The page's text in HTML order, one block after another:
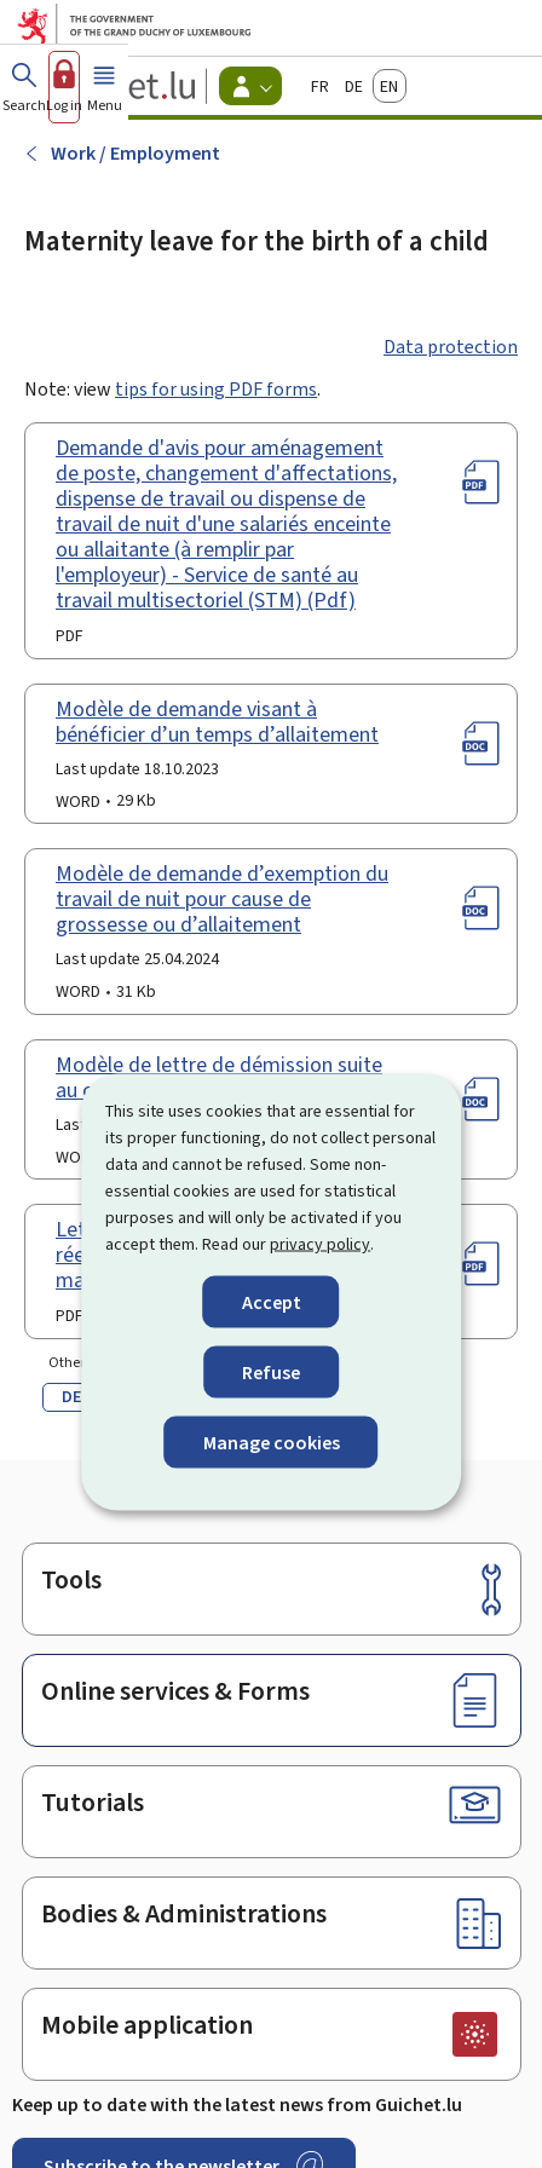
This site uses cookies that are essential for
its proper functioning, do not collect personal
data and cannot be refused. Some non-
essential cookies are used for statistical
purposes and will only be activated if you
accept them. Read ourprivacy policy.
Accept
Refuse
Manage cookies
Go to main menu
Go to content
Guichet.lu
Changer
d'espace
FrançaisDeutschEnglish
SearchLog in Menu main
Work / Employment
Maternity leave for the birth of a child
Data protection
Note: view tips for using PDF forms.
Demande d'avis pour aménagement
de poste, changement d'affectations,
dispense de travail ou dispense de
travail de nuit d'une salariés enceinte
ou allaitante (à remplir par
l'employeur) - Service de santé au
travail multisectoriel (STM) (Pdf)
PDF
Modèle de demande visant à
bénéficier d’un temps d’allaitement
Last update 18.10.2023
WORD
29 Kb
Modèle de demande d’exemption du
travail de nuit pour cause de
grossesse ou d’allaitement
Last update 25.04.2024
WORD
31 Kb
Modèle de lettre de démission suite
au congé de maternité
Last update 18.10.2023
WORD
28 Kb
Lettre de demande de priorité de
réembauchage (après le congé
maternité) (Pdf)
PDF
Other language(s)
DE
Footer
Tools
Online services & Forms
Tutorials
Bodies & Administrations
Mobile application
Keep up to date with the latest news from Guichet.lu